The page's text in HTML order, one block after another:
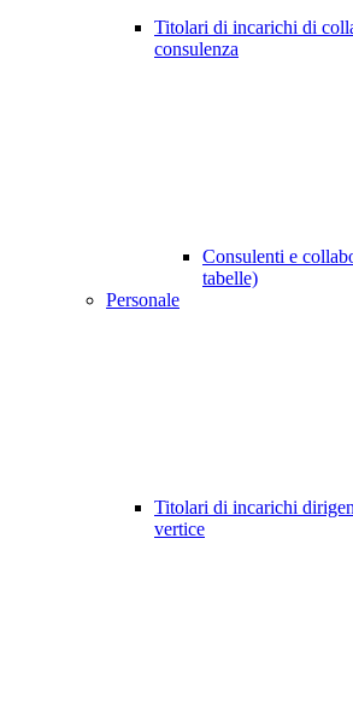
Titolari di incarichi di
consulenza
Consulenti e
tabelle)
Personale
Titolari di incarichi
vertice